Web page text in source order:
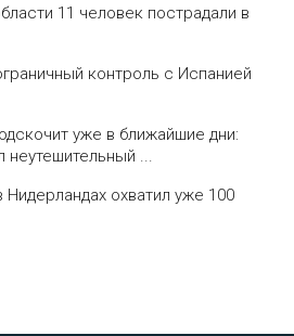
11 человек пострадали в
контроль с Испанией
уже в ближайшие дни:
неутешительный ...
охватил уже 100